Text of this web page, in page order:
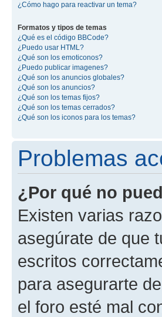
¿Cómo hago para reactivar un tema?
Formatos y tipos de temas
¿Qué es el código BBCode?
¿Puedo usar HTML?
¿Qué son los emoticonos?
¿Puedo publicar imagenes?
¿Qué son los anuncios globales?
¿Qué son los anuncios?
¿Qué son los temas fijos?
¿Qué son los temas cerrados?
¿Qué son los iconos para los temas?
Problemas
¿Por qué no
Existen varias
asegúrate de que
escritos
para asegurarte
el foro esté mal